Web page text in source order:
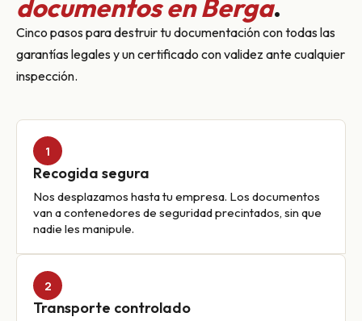
documentos en Berga.
Cinco pasos para destruir tu documentación con todas las
garantías legales y un certificado con validez ante cualquier
inspección.
1
Recogida segura
Nos desplazamos hasta tu empresa. Los documentos
van a contenedores de seguridad precintados, sin que
nadie les manipule.
2
Transporte controlado